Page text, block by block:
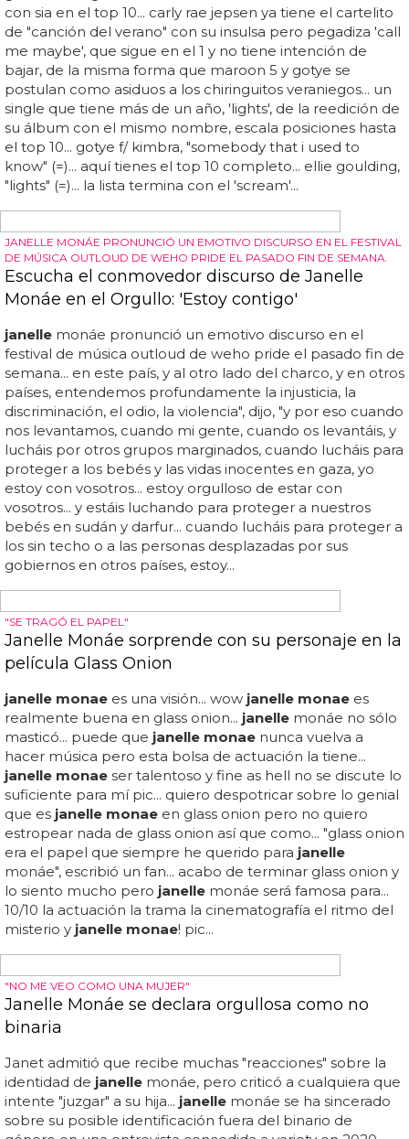
unos días se...
"CREO QUE SE TRATA DE HONRAR TU VERDAD Y TU AUTENTICIDAD,
SEA COMO SEA"
Janelle Monáe quiere que escuches a las
personas trans y no binarias
janelle monáe realmente subió ahí dijo que sus
pronombres son ella/él/ellos/ellos les dijo que es no
binaria y queer... al abrir su discurso, la estrella dijo: "soy
janelle monáe y mis pronombres son she/her, they/them,
y free ass motherf****r... el aumento de actores no
binarios prominentes en el cine y la tv me hace tan tan
feliz:))))) también me encantajanellemonáe... la actriz,
cantante, pionera y madre de la comunidad lgbtq+
janellemonáe nos insta a todos a abrir nuestras mentes
en lo que respecta al género y la sexualidad... así es como
me siento por dentro y por fuera'"... "creo que se trata de
honrar tu verdad y tu autenticidad, sea como sea",
afirma... la estrella de glass onion se declaró no binaria el...
ELLIE GOULDING SUBE POR SORPRESA
Carly Rae Jepsen sigue dominando el Billboard
Hot 100
F/janelle monae , "we are young" (=)... con
con sia en el top 10... carly rae jepsen ya tiene el cartelito
de "canción del verano" con su insulsa pero pegadiza 'call
me maybe', que sigue en el 1 y no tiene intención de
postulan como asiduos a los chiringuitos veraniegos... un
single que tiene más de un año, 'lights', de la reedición de
su álbum con el mismo nombre, escala posiciones hasta
el top 10... gotye f/ kimbra, "somebody that i used to